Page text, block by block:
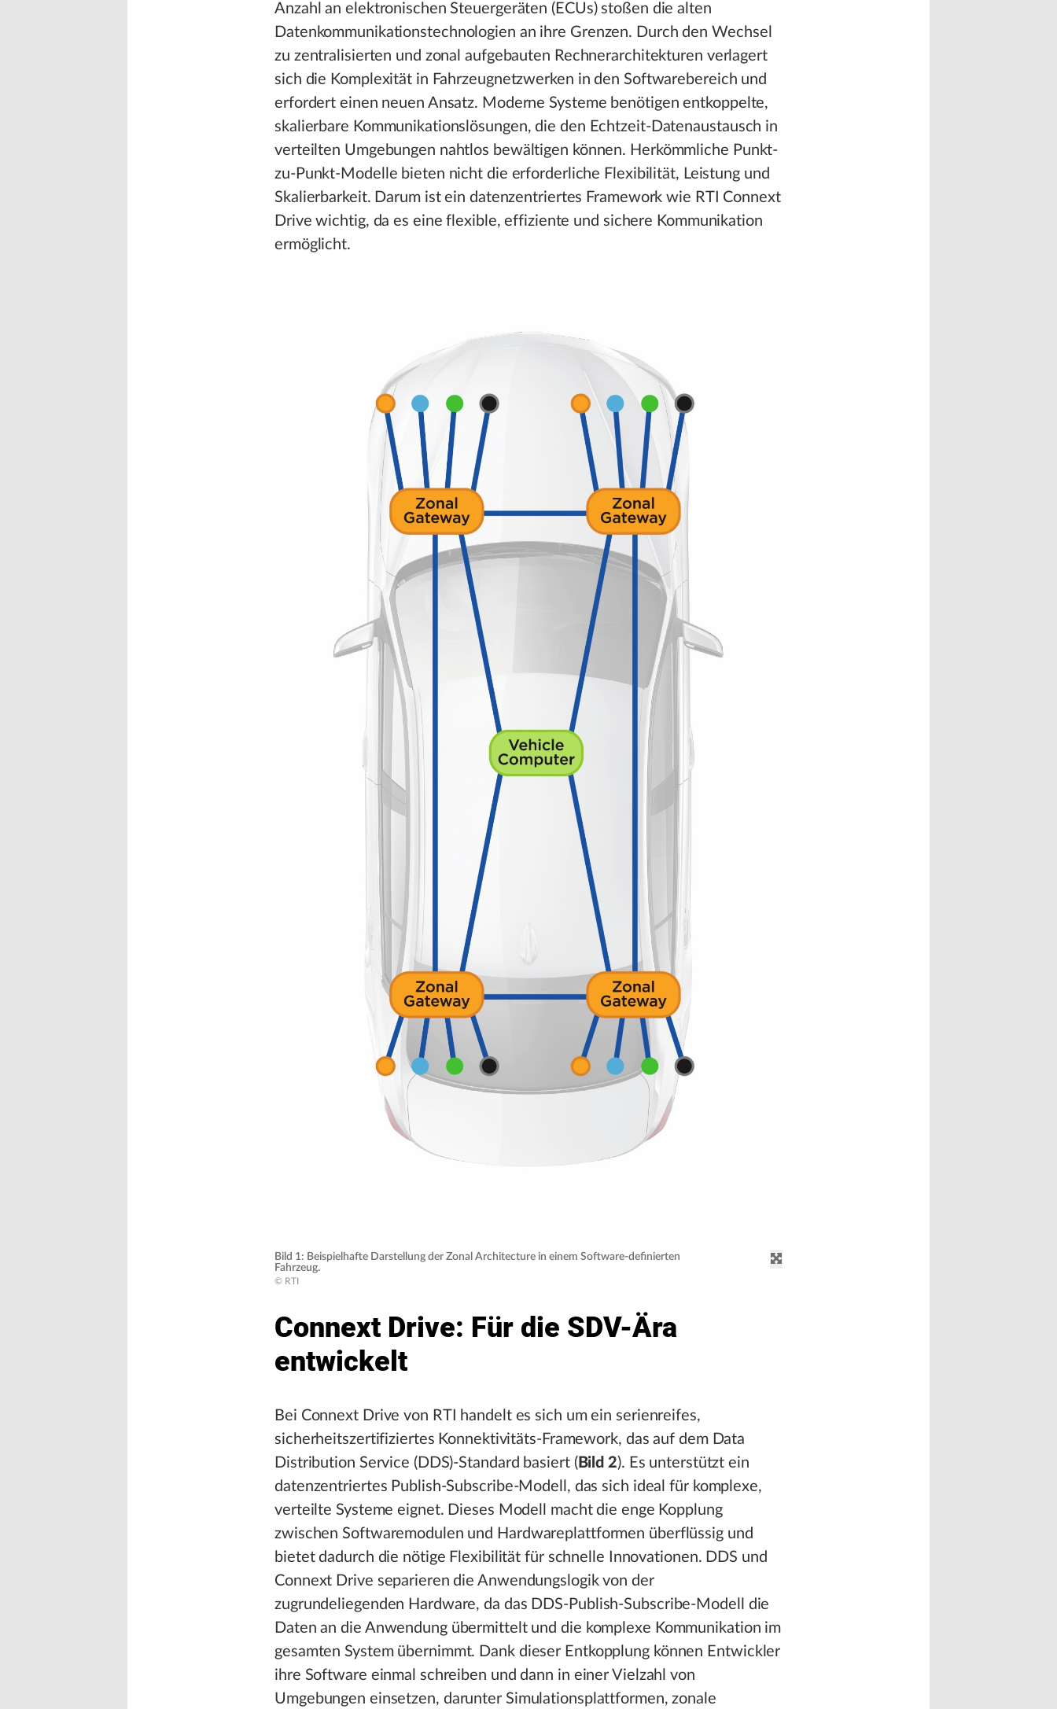
Anzahl an elektronischen Steuergeräten (ECUs) stoßen die alten
Datenkommunikationstechnologien an ihre Grenzen. Durch den Wechsel
zu zentralisierten und zonal aufgebauten Rechnerarchitekturen verlagert
sich die Komplexität in Fahrzeugnetzwerken in den Softwarebereich und
erfordert einen neuen Ansatz. Moderne Systeme benötigen entkoppelte,
skalierbare Kommunikationslösungen, die den Echtzeit-Datenaustausch in
verteilten Umgebungen nahtlos bewältigen können. Herkömmliche Punkt-
zu-Punkt-Modelle bieten nicht die erforderliche Flexibilität, Leistung und
Skalierbarkeit. Darum ist ein datenzentriertes Framework wie RTI Connext
Drive wichtig, da es eine flexible, effiziente und sichere Kommunikation
ermöglicht.
Bild 1: Beispielhafte Darstellung der Zonal Architecture in einem Software-definierten
Fahrzeug.
© RTI
Connext Drive: Für die SDV-Ära
entwickelt
Bei Connext Drive von RTI handelt es sich um ein serienreifes,
sicherheitszertifiziertes Konnektivitäts-Framework, das auf dem Data
Distribution Service (DDS)-Standard basiert (Bild 2). Es unterstützt ein
datenzentriertes Publish-Subscribe-Modell, das sich ideal für komplexe,
verteilte Systeme eignet. Dieses Modell macht die enge Kopplung
zwischen Softwaremodulen und Hardwareplattformen überflüssig und
bietet dadurch die nötige Flexibilität für schnelle Innovationen. DDS und
Connext Drive separieren die Anwendungslogik von der
zugrundeliegenden Hardware, da das DDS-Publish-Subscribe-Modell die
Daten an die Anwendung übermittelt und die komplexe Kommunikation im
gesamten System übernimmt. Dank dieser Entkopplung können Entwickler
ihre Software einmal schreiben und dann in einer Vielzahl von
Umgebungen einsetzen, darunter Simulationsplattformen, zonale